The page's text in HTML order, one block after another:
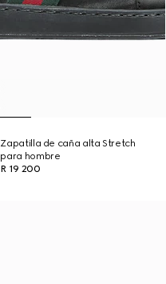
Zapatilla de caña alta Stretch
para hombre
R 19 200